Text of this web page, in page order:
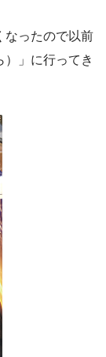
なったので以前
」に行ってき